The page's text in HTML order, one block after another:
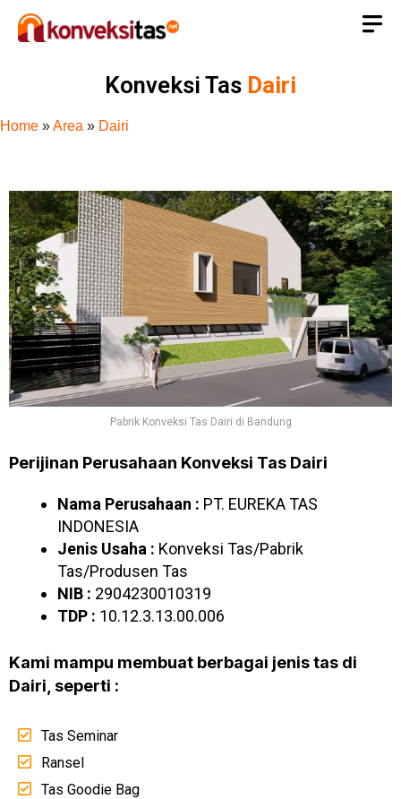
Konveksi Tas Dairi
Home »Area » Dairi
Pabrik Konveksi Tas Dairi di Bandung
Perijinan Perusahaan Konveksi Tas Dairi
Nama Perusahaan : PT. EUREKA TAS
INDONESIA
Jenis Usaha : Konveksi Tas/Pabrik
Tas/Produsen Tas
NIB : 2904230010319
TDP : 10.12.3.13.00.006
Kami mampu membuat berbagai jenis tas di
Dairi, seperti :
Tas Seminar
Ransel
Tas Goodie Bag